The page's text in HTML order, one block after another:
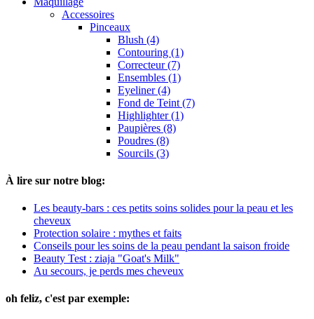
Accessoires
Pinceaux
Blush (4)
Contouring (1)
Correcteur (7)
Ensembles (1)
Eyeliner (4)
Fond de Teint (7)
Highlighter (1)
Paupières (8)
Poudres (8)
Sourcils (3)
À lire sur notre blog:
Les beauty-bars : ces petits soins solides pour la peau et les
cheveux
Protection solaire : mythes et faits
Conseils pour les soins de la peau pendant la saison froide
Beauty Test : ziaja "Goat's Milk"
Au secours, je perds mes cheveux
oh feliz, c'est par exemple: